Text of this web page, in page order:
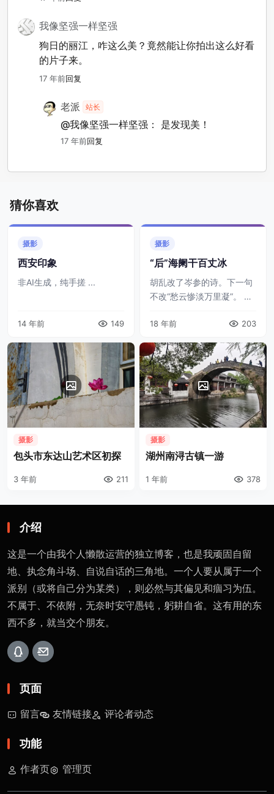
我像坚强一样坚强
狗日的丽江，咋这么美？竟然能让你拍出这么好看
的片子来。
17 年前回复
老派 站长
@我像坚强一样坚强： 是发现美！
17 年前回复
猜你喜欢
摄影
西安印象
非AI生成，纯手搓 ...
14 年前 149
摄影
“后”海阑干百丈冰
胡乱改了岑参的诗。下一句
不改“愁云惨淡万里凝”。 非
18 年前 203
摄影
包头市东达山艺术区初探
3 年前 211
摄影
湖州南浔古镇一游
1 年前 378
介绍
这是一个由我个人懒散运营的独立博客，也是我顽固自留
地、执念角斗场、自说自话的三角地。一个人要从属于一个
派别（或将自己分为某类），则必然与其偏见和痼习为伍。
不属于、不依附，无奈时安守愚钝，躬耕自省。这有用的东
西不多，就当交个朋友。
页面
留言 友情链接 评论者动态
功能
作者页 管理页